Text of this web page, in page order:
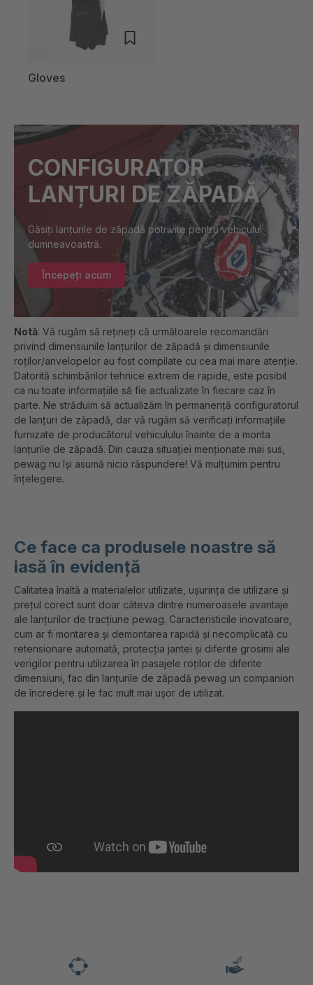
Gloves
CONFIGURATOR
LANȚURI DE ZĂPADĂ
Găsiți lanțurile de zăpadă potrivite pentru vehiculul
dumneavoastră.
Începeți acum
Notă: Vă rugăm să rețineți că următoarele recomandări
privind dimensiunile lanțurilor de zăpadă și dimensiunile
roților/anvelopelor au fost compilate cu cea mai mare atenție.
Datorită schimbărilor tehnice extrem de rapide, este posibil
ca nu toate informațiile să fie actualizate în fiecare caz în
parte. Ne străduim să actualizăm în permanență configuratorul
de lanțuri de zăpadă, dar vă rugăm să verificați informațiile
furnizate de producătorul vehiculului înainte de a monta
lanțurile de zăpadă. Din cauza situației menționate mai sus,
pewag nu își asumă nicio răspundere! Vă mulțumim pentru
înțelegere.
Ce face ca produsele noastre să
iasă în evidență
Calitatea înaltă a materialelor utilizate, ușurința de utilizare și
prețul corect sunt doar câteva dintre numeroasele avantaje
ale lanțurilor de tracțiune pewag. Caracteristicile inovatoare,
cum ar fi montarea și demontarea rapidă și necomplicată cu
retensionare automată, protecția jantei și diferite grosimi ale
verigilor pentru utilizarea în pasajele roților de diferite
dimensiuni, fac din lanțurile de zăpadă pewag un companion
de încredere și le fac mult mai ușor de utilizat.